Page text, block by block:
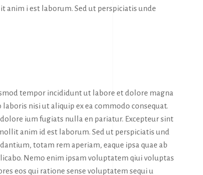
i est laborum. Sed ut perspiciatis unde
tempor incididunt ut labore et dolore magna
nisi ut aliquip ex ea commodo consequat.
ium fugiats nulla en pariatur. Excepteur sint
anim id est laborum. Sed ut perspiciatis und
totam rem aperiam, eaque ipsa quae ab
Nemo enim ipsam voluptatem qiui voluptas
eos qui ratione sense voluptatem sequi u